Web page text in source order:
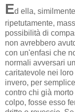
Ed ella,
ripetutamente,
possibilità di
non avrebbero
con un'enfasi che
normali avversari
caritatevole nei
invero, per
contro chi già
colpo, fosse esso